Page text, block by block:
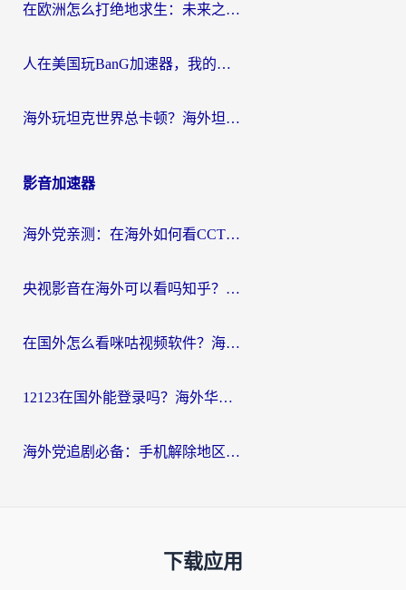
在欧洲怎么打绝地求生：未来之役不卡？留学生亲测的加速器避坑指南
人在美国玩BanG加速器，我的延迟终于绿了
海外玩坦克世界总卡顿？海外坦克世界加速器有哪些？实测好用的选择在这里
影音加速器
海外党亲测：在海外如何看CCTV？告别“仅限大陆播放”的实用指南
央视影音在海外可以看吗知乎？留学生亲测：3步解决地域限制+追剧自由
在国外怎么看咪咕视频软件？海外党亲测有效的回国加速方案
12123在国外能登录吗？海外华人必看的回国加速实用指南
海外党追剧必备：手机解除地区限制app怎么选？解决央视视频&国内剧地区限制全指南
下载应用